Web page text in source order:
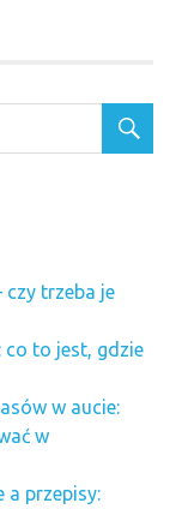
czy trzeba je
co to jest, gdzie
w aucie:
w
a przepisy: